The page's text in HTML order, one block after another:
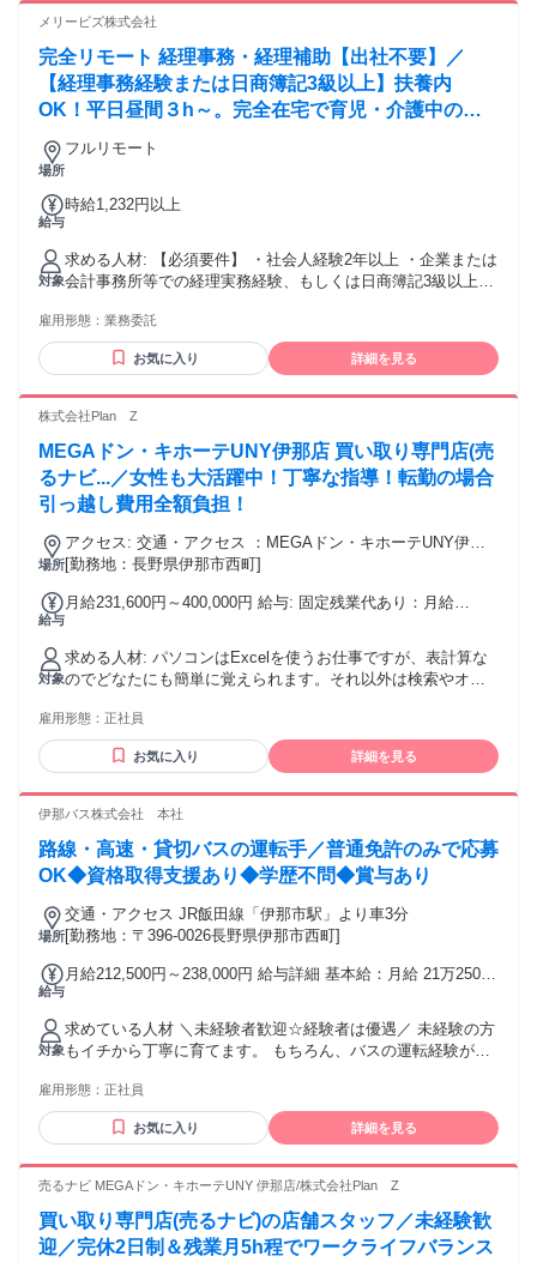
ての方が随時更新しております。
習得に抵抗がない方 ・フリーランスやリモートワーク経験が
ーションをとりながら協力できる方 ・責任感があり、納期を
守る姿勢を大切にしている方 ・オンラインビジネスの知識を
深め、将来的に専門性を活かしたキャリアを築きたい方 この
仕事では、あなたの成長意欲と情熱を存分に活かしながら、
キャリアにおいて重要なスキルと専門性を獲得することが可
メリービズ株式会社
完全リモート 経理事務・経理補助【出社不要】／
【経理事務経験または日商簿記3級以上】扶養内
OK！平日昼間３h～。完全在宅で育児・介護中の方
も大歓迎♪
場所
フルリモート
給与
時給1,232円以上
対象
求める人材: 【必須要件】 ・社会人経験2年以上 ・企業または
会計事務所等での経理実務経験、もしくは日商簿記3級以上の
きる方、未経験であっても抵抗がなく自ら習得することがで
きる方 【歓迎要件】 ・会計ソフトの利用経験 （freee会計 /
MF(マネーフォワード)クラウド 等） ・ワークフローシステム
チームで業務に取り組むのが好きな方 【用意が必要な環境】
コン （※１）（※２）（※３） ・インターネット環境：速
度10Mbps以上 （※４） ・有料のセキュリティソフト ＜注
意事項＞ ※１：原則製造から３年以内のパソコン機器をご使
用ください。製造から8年以上経過している機器は不可です。
※２：WindowsOSをご使用される場合は、Microsoft社のサポ
ート対象内のOSをご使用ください。（Windows11以上） ※
以外をご使用される際はご留意ください。 ※４：業務に使用
選考対象外となる可能性がございます。
雇用形態： 業務委託
お気に入り 詳細を見る
株式会社Plan Z
MEGAドン・キホーテUNY伊那店 買い取り専門店(売
るナビ...／女性も大活躍中！丁寧な指導！転勤の場合
引っ越し費用全額負担！
場所
アクセス: 交通・アクセス ：MEGAドン・キホーテUNY伊那
店／車通勤OK！。
[勤務地：長野県伊那市西町]
給与
月給231,600円～400,000円 給与: 固定残業代あり：月給
￥31,600〜￥50,000（20時間相当分）を含む。20時間を超え
る残業代は追加で支給する。 月給23万以上＋インセンティブ
(条件あり)
対象
求める人材: パソコンはExcelを使うお仕事ですが、表計算な
のでどなたにも簡単に覚えられます。それ以外は検索やオー
指導いたします。
雇用形態： 正社員
お気に入り 詳細を見る
伊那バス株式会社 本社
路線・高速・貸切バスの運転手／普通免許のみで応募
OK◆資格取得支援あり◆学歴不問◆賞与あり
場所
交通・アクセス JR飯田線「伊那市駅」より車3分
[勤務地：〒396-0026長野県伊那市西町]
給与
月給212,500円～238,000円 給与詳細 基本給：月給 21万2500
で支払われる通勤・皆勤・家族手当金額：なし 全員に一律で
支払われるその他手当金額：なし ※経験・能力等を考慮の
上、決定します。 【昇給】 年1回（4月） 前年度実績平均
10,600円 【賞与】 年2回（8月、12月） 前年度実績平均3.2ヶ
（入社時に10万円） └大型二種免許をお持ちの方対象 ■住宅
補助手当（計50万円） ・遠方にお住い＆引越しが必要な方 ・
長野県内にお住いの方も対象 ・会社規定あり ■高速バス、貸
切バス乗務手当
対象
求めている人材 ＼未経験者歓迎☆経験者は優遇／ 未経験の方
もイチから丁寧に育てます。 もちろん、バスの運転経験があ
で免許取得！ - バスの運転に必要な大型二種免許は 費用会社
負担で入社後に取得可能。 また、すでに免許をお持ちの方に
は 本採用時に10万円の資格手当を支給します。 ✅学歴不問 ✅
普通自動車免許（AT限定可）を 取得して1年以上経過してい
リ】 ■車の運転が好きな方／得意な方 ■運転技術をさらに高め
たい方 ■新しいことにチャレンジしたい方 ■人とのコミュニケ
雇用形態： 正社員
お気に入り 詳細を見る
売るナビ MEGAドン・キホーテUNY 伊那店/株式会社Plan Z
買い取り専門店(売るナビ)の店舗スタッフ／未経験歓
迎／完休2日制＆残業月5h程でワークライフバランス